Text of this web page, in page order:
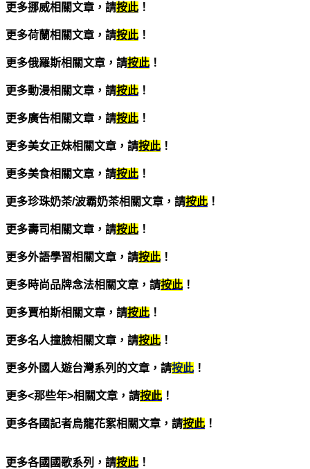
更多挪威相關文章，請按此！
更多荷蘭相關文章，請按此！
更多俄羅斯相關文章，請按此！
更多動漫相關文章，請按此！
更多廣告相關文章，請按此！
更多美女正妹相關文章，請按此！
更多美食相關文章，請按此！
更多珍珠奶茶/波霸奶茶相關文章，請按此！
更多壽司相關文章，請按此！
更多外語學習相關文章，請按此！
更多時尚品牌念法相關文章，請按此！
更多賈柏斯相關文章，請按此！
更多名人撞臉相關文章，請按此！
更多外國人遊台灣系列的文章，請按此！
更多<那些年>相關文章，請按此！
更多各國記者烏龍花絮相關文章，請按此！
更多各國國歌系列，請按此！